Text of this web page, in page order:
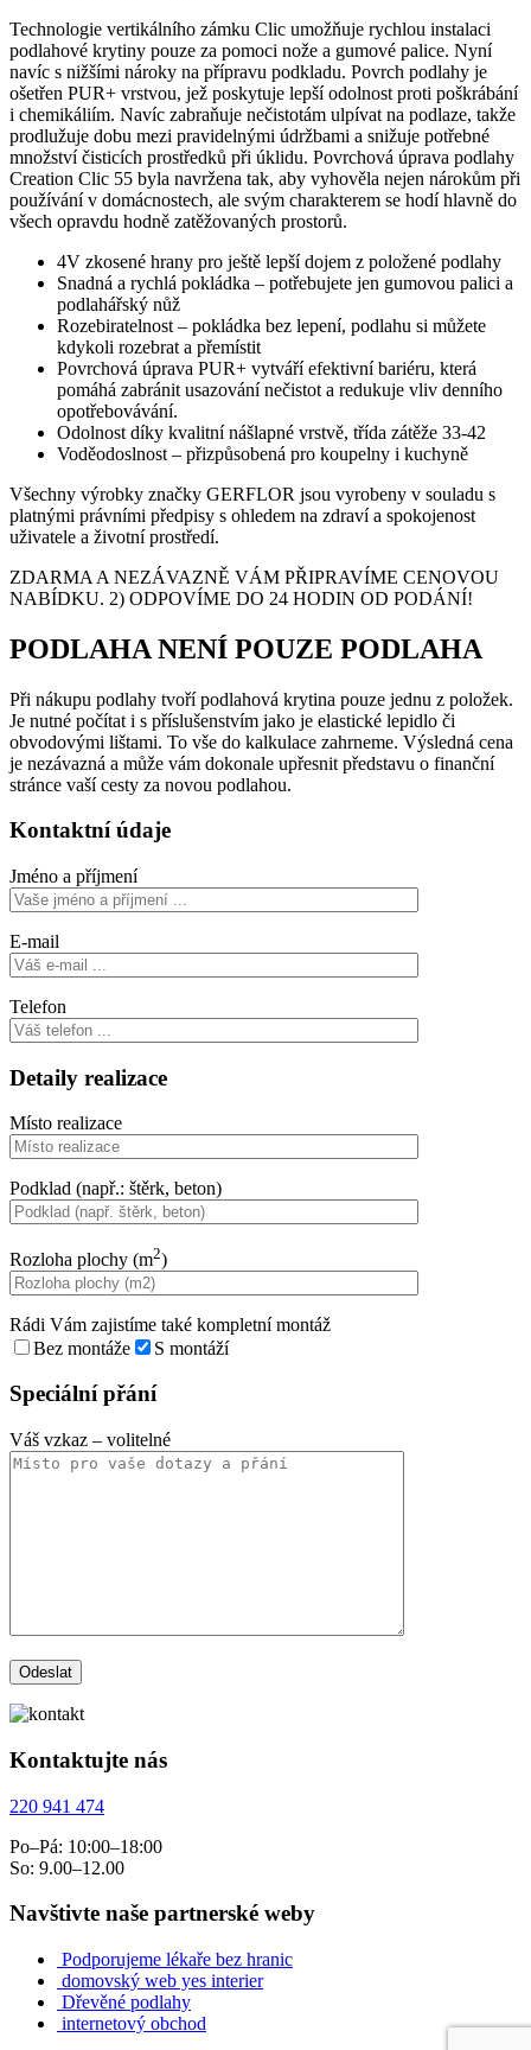
Technologie vertikálního zámku Clic umožňuje rychlou instalaci
podlahové krytiny pouze za pomoci nože a gumové palice. Nyní
navíc s nižšími nároky na přípravu podkladu. Povrch podlahy je
ošetřen PUR+ vrstvou, jež poskytuje lepší odolnost proti poškrábání
i chemikáliím. Navíc zabraňuje nečistotám ulpívat na podlaze, takže
prodlužuje dobu mezi pravidelnými údržbami a snižuje potřebné
množství čisticích prostředků při úklidu. Povrchová úprava podlahy
Creation Clic 55 byla navržena tak, aby vyhověla nejen nárokům při
používání v domácnostech, ale svým charakterem se hodí hlavně do
všech opravdu hodně zatěžovaných prostorů.
4V zkosené hrany pro ještě lepší dojem z položené podlahy
Snadná a rychlá pokládka – potřebujete jen gumovou palici a
podlahářský nůž
Rozebiratelnost – pokládka bez lepení, podlahu si můžete
kdykoli rozebrat a přemístit
Povrchová úprava PUR+ vytváří efektivní bariéru, která
pomáhá zabránit usazování nečistot a redukuje vliv denního
opotřebovávání.
Odolnost díky kvalitní nášlapné vrstvě, třída zátěže 33-42
Voděodoslnost – přizpůsobená pro koupelny i kuchyně
Všechny výrobky značky GERFLOR jsou vyrobeny v souladu s
platnými právními předpisy s ohledem na zdraví a spokojenost
uživatele a životní prostředí.
ZDARMA A NEZÁVAZNĚ VÁM PŘIPRAVÍME CENOVOU
NABÍDKU. 2) ODPOVÍME DO 24 HODIN OD PODÁNÍ!
PODLAHA NENÍ POUZE PODLAHA
Při nákupu podlahy tvoří podlahová krytina pouze jednu z položek.
Je nutné počítat i s příslušenstvím jako je elastické lepidlo či
obvodovými lištami. To vše do kalkulace zahrneme. Výsledná cena
je nezávazná a může vám dokonale upřesnit představu o finanční
stránce vaší cesty za novou podlahou.
Kontaktní údaje
Jméno a příjmení
E-mail
Telefon
Detaily realizace
Místo realizace
Podklad (např.: štěrk, beton)
Rozloha plochy (m2)
Rádi Vám zajistíme také kompletní montáž
Bez montáže
S montáží
Speciální přání
Váš vzkaz – volitelné
Kontaktujte nás
220 941 474
Po–Pá: 10:00–18:00
So: 9.00–12.00
Navštivte naše partnerské weby
Podporujeme lékaře bez hranic
domovský web yes interier
Dřevěné podlahy
internetový obchod